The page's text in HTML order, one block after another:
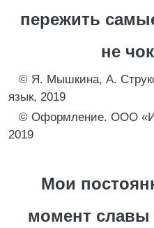
пережить
не
© Я. Мышкина, А.
язык, 2019
© Оформление. ООО
2019
Мои
момент славы